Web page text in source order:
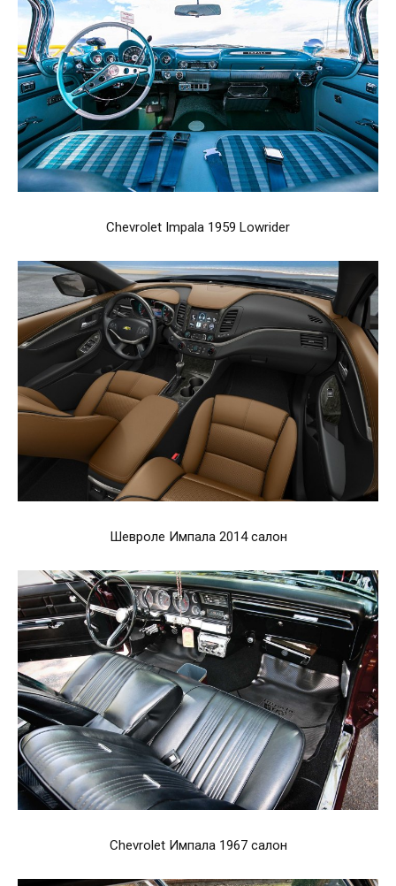
Chevrolet Impala 1959 Lowrider
Шевроле Импала 2014 салон
Chevrolet Импала 1967 салон